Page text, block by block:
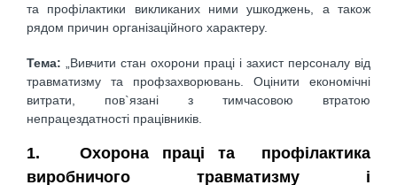
та профілактики викликаних ними ушкоджень, а також
рядом причин організаційного характеру.
Тема: „Вивчити стан охорони праці і захист персоналу від
травматизму та профзахворювань. Оцінити економічні
витрати, пов`язані з тимчасовою втратою
непрацездатності працівників.
1. Охорона праці та профілактика
виробничого травматизму і